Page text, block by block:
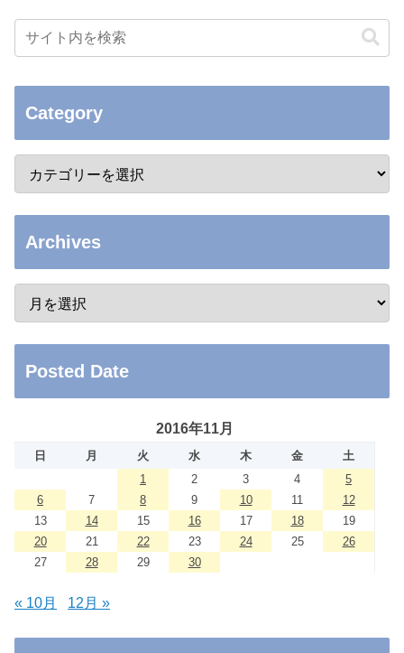
Category
Archives
Posted Date
2016年11月
日 月 火 水 木 金
土
1
2 3 4
5
6
7 8 9 10 11
12
13
14 15 16 17 18
19
20
21 22 23 24 25
26
27
28 29 30
« 10月 12月 »